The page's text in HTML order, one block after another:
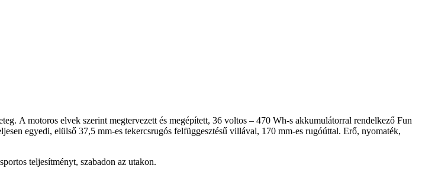
A motoros elvek szerint megtervezett és megépített, 36 voltos – 470 Wh-s akkumulátorral rendelkező Fun
egyedi, elülső 37,5 mm-es tekercsrugós felfüggesztésű villával, 170 mm-es rugóúttal. Erő, nyomaték,
teljesítményt, szabadon az utakon.